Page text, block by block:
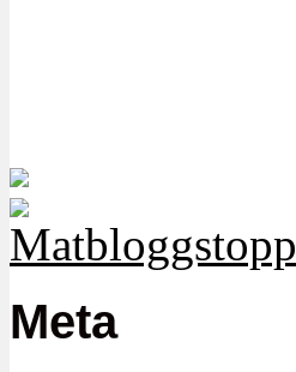
Meta